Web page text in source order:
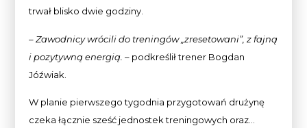
trwał blisko dwie godziny.
– Zawodnicy wrócili do treningów „zresetowani”, z fajną
i pozytywną energią. – podkreślił trener Bogdan
Jóźwiak.
W planie pierwszego tygodnia przygotowań drużynę
czeka łącznie sześć jednostek treningowych oraz…